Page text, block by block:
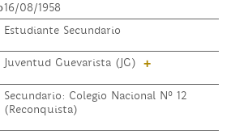
16/08/1958
Estudiante Secundario
Juventud Guevarista (JG) +
Secundario: Colegio Nacional Nº 12
(Reconquista)